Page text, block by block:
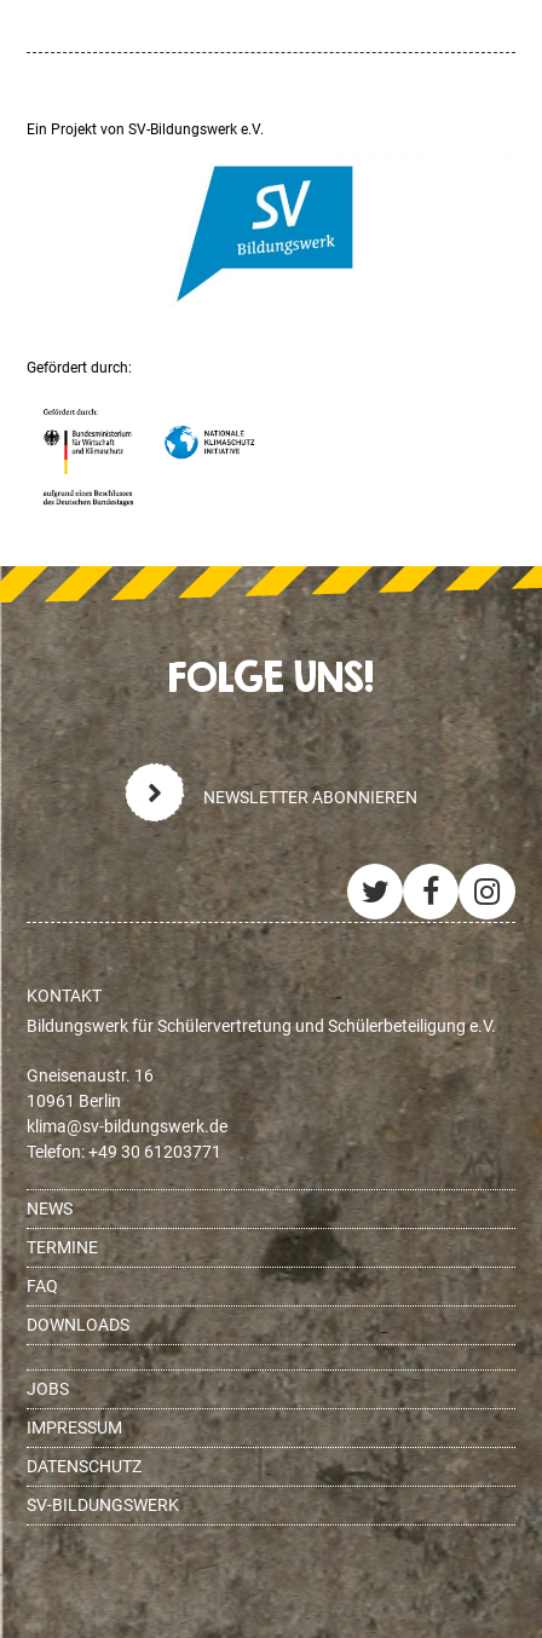
Ein Projekt von SV-Bildungswerk e.V.
Gefördert durch:
FOLGE UNS!
NEWSLETTER ABONNIEREN
Twitter
KONTAKT
Bildungswerk für Schülervertretung und Schülerbeteiligung e.V.
Gneisenaustr. 16
10961 Berlin
ed.krewsgnudlib-vs@amilk
Telefon: +49 30 61203771
NEWS
TERMINE
FAQ
DOWNLOADS
JOBS
IMPRESSUM
DATENSCHUTZ
SV-BILDUNGSWERK